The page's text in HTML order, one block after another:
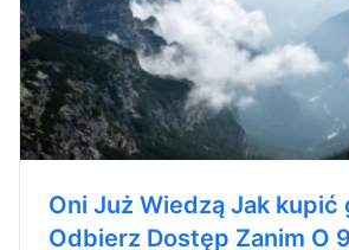
Oni Już Wiedzą Jak kupić
Odbierz Dostęp Zanim O